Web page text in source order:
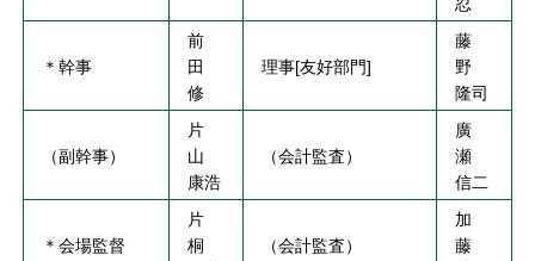
忍
＊幹事
前
田
修
理事[友好部門]
藤
野
隆司
（副幹事）
片
山
康浩
（会計監査）
廣
瀬
信二
＊会場監督
片
桐
（会計監査）
加
藤